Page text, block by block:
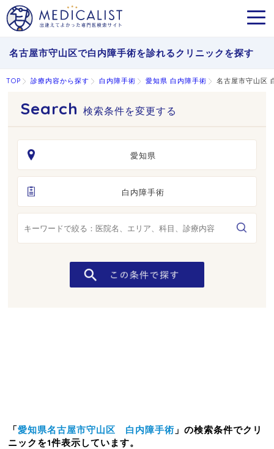
名古屋市守山区で白内障手術を診れるクリニックを探す
TOP 診療内容から探す 白内障手術 愛知県 白内障手術 名古屋市守山区
検索条件を変更する
愛知県
白内障手術
「愛知県名古屋市守山区 白内障手術 」の検索条件でクリ
ニックを1件表示しています。